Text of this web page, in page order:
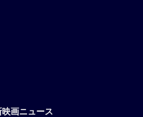
映画ニュース